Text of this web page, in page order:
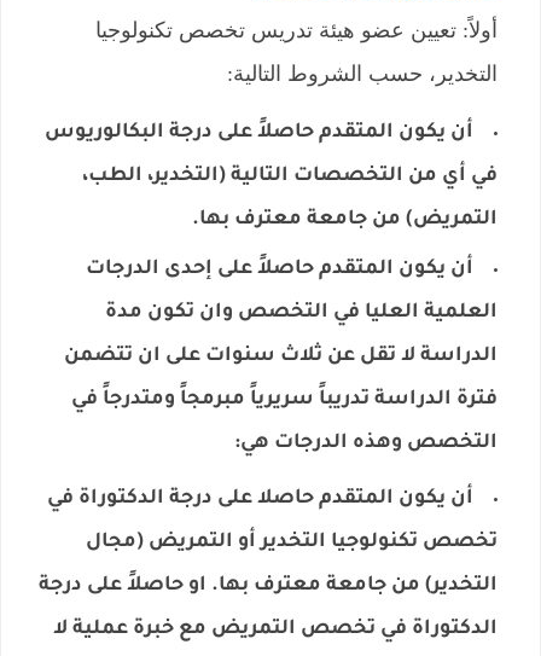
أولاً: تعيين عضو هيئة تدريس تخصص تكنولوجيا
التخدير، حسب الشروط التالية:
أن يكون المتقدم حاصلاً على درجة البكالوريوس
في أي من التخصصات التالية (التخدير، الطب،
التمريض) من جامعة معترف بها.
أن يكون المتقدم حاصلاً على إحدى الدرجات
العلمية العليا في التخصص وان تكون مدة
الدراسة لا تقل عن ثلاث سنوات على ان تتضمن
فترة الدراسة تدريباً سريرياً مبرمجاً ومتدرجاً في
التخصص وهذه الدرجات هي:
أن يكون المتقدم حاصلا على درجة الدكتوراة في
تخصص تكنولوجيا التخدير أو التمريض (مجال
التخدير) من جامعة معترف بها. او حاصلاً على درجة
الدكتوراة في تخصص التمريض مع خبرة عملية لا